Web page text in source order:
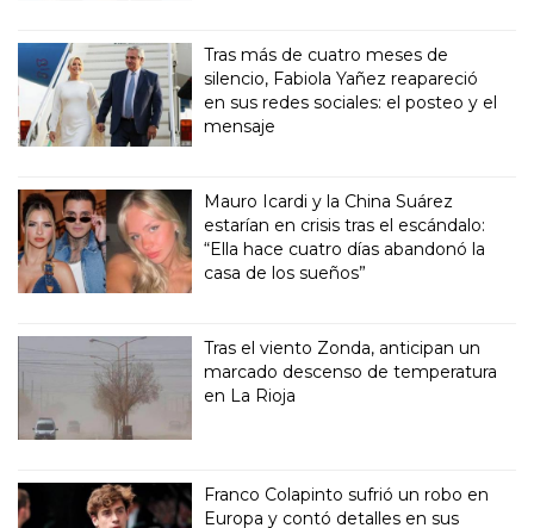
Tras más de cuatro meses de
silencio, Fabiola Yañez reapareció
en sus redes sociales: el posteo y el
mensaje
Mauro Icardi y la China Suárez
estarían en crisis tras el escándalo:
“Ella hace cuatro días abandonó la
casa de los sueños”
Tras el viento Zonda, anticipan un
marcado descenso de temperatura
en La Rioja
Franco Colapinto sufrió un robo en
Europa y contó detalles en sus